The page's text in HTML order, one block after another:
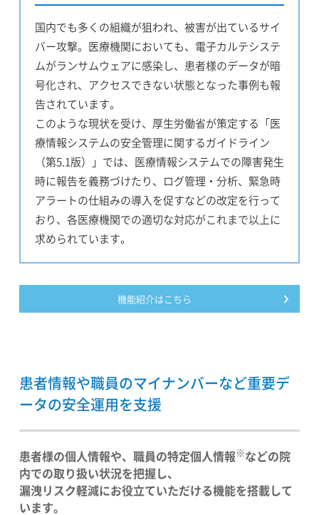
国内でも多くの組織が狙われ、被害が出ているサイ
バー攻撃。医療機関においても、電子カルテシステ
ムがランサムウェアに感染し、患者様のデータが暗
号化され、アクセスできない状態となった事例も報
告されています。
このような現状を受け、厚生労働省が策定する「医
療情報システムの安全管理に関するガイドライン
（第5.1版）」では、医療情報システムでの障害発生
時に報告を義務づけたり、ログ管理・分析、緊急時
アラートの仕組みの導入を促すなどの改定を行って
おり、各医療機関での適切な対応がこれまで以上に
求められています。
機能紹介はこちら
患者情報や職員のマイナンバーなど重要デ
ータの安全運用を支援
患者様の個人情報や、職員の特定個人情報※などの院
内での取り扱い状況を把握し、
漏洩リスク軽減にお役立ていただける機能を搭載して
います。